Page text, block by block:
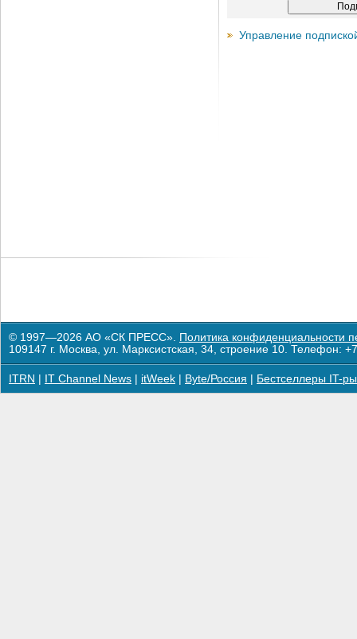
Управление
© 1997—2026 АО «СК ПРЕСС». Политика конфиденциальности
109147 г. Москва, ул. Марксистская, 34, строение 10. Телефон:
ITRN IT Channel News itWeek Byte/Россия Бестселлеры IT-